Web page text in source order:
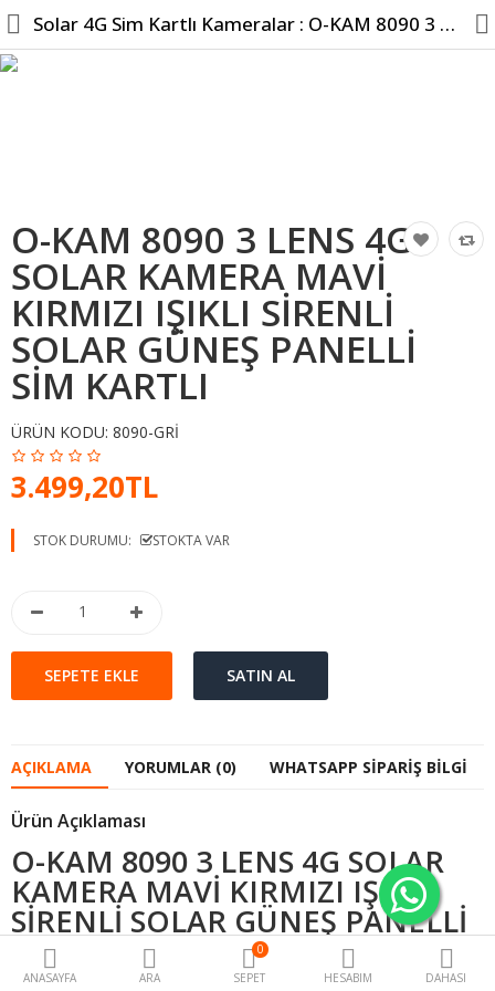
Tüm Kategoriler
Popüler
Bilgi Sayfaları
TL
Kur
ANASAYFA ARA
0
SEPET
HESABIM DAHASI
Solar 4G Sim Kartlı Kameralar : O-KAM 8090 3 LENS 4G SOLAR ...
O-KAM 8090 3 LENS 4G
SOLAR KAMERA MAVİ
KIRMIZI IŞIKLI SİRENLİ
SOLAR GÜNEŞ PANELLİ
SİM KARTLI
ÜRÜN KODU: 8090-GRI
3.499,20TL
STOK DURUMU: STOKTA VAR
AÇIKLAMA YORUMLAR (0) WHATSAPP SIPARIŞ BILGI
Ürün Açıklaması
O-KAM 8090 3 LENS 4G SOLAR
KAMERA MAVİ KIRMIZI IŞIKLI
SİRENLİ SOLAR GÜNEŞ PANELLİ
SİM KARTLI